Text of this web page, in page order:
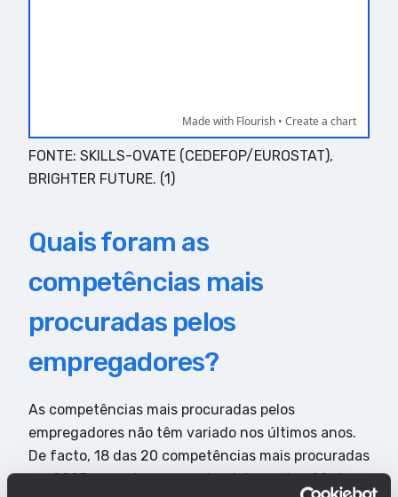
FONTE: SKILLS-OVATE (CEDEFOP/EUROSTAT),
BRIGHTER FUTURE. (1)
Quais foram as
competências mais
procuradas pelos
empregadores?
As competências mais procuradas pelos
empregadores não têm variado nos últimos anos.
De facto, 18 das 20 competências mais procuradas
em 2025 encontravam-se também no top 20 das